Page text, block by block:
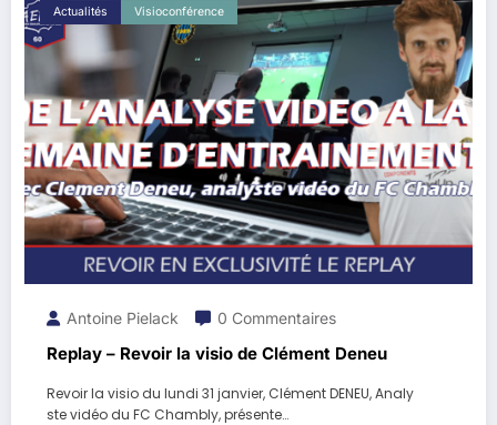
Actualités Visioconférence
Antoine Pielack 0 Commentaires
Replay – Revoir la visio de Clément Deneu
Revoir la visio du lundi 31 janvier, Clément DENEU, Analy
ste vidéo du FC Chambly, présente…